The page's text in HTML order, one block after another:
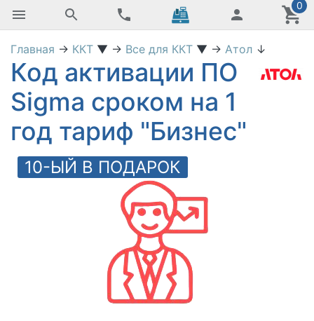
0
Главная → ККТ ▼ → Все для ККТ ▼ → Атол ↓
Код активации ПО
Sigma сроком на 1
год тариф "Бизнес"
10-ЫЙ В ПОДАРОК